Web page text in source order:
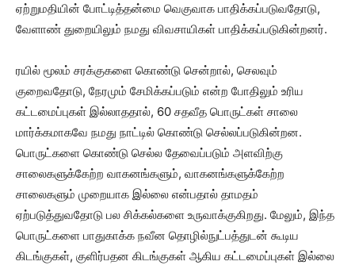
ஏற்றுமதியின் போட்டித்தன்மை வெகுவாக பாதிக்கப்படுவதோடு,
வேளாண் துறையிலும் நமது விவசாயிகள் பாதிக்கப்படுகின்றனர்.
ரயில் மூலம் சரக்குகளை கொண்டு சென்றால், செலவும்
குறைவதோடு, நேரமும் சேமிக்கப்படும் என்ற போதிலும் உரிய
கட்டமைப்புகள் இல்லாததால், 60 சதவீத பொருட்கள் சாலை
மார்க்கமாகவே நமது நாட்டில் கொண்டு செல்லப்படுகின்றன.
பொருட்களை கொண்டு செல்ல தேவைப்படும் அளவிற்கு
சாலைகளுக்கேற்ற வாகனங்களும், வாகனங்களுக்கேற்ற
சாலைகளும் முறையாக இல்லை என்பதால் தாமதம்
ஏற்படுத்துவதோடு பல சிக்கல்களை உருவாக்குகிறது. மேலும், இந்த
பொருட்களை பாதுகாக்க நவீன தொழில்நுட்பத்துடன் கூடிய
கிடங்குகள், குளிர்பதன கிடங்குகள் ஆகிய கட்டமைப்புகள் இல்லை